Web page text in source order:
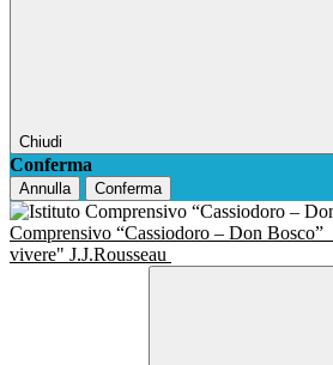
Chiudi
Conferma
Annulla Conferma
Comprensivo “Cassiodoro – Don Bosco”
vivere" J.J.Rousseau